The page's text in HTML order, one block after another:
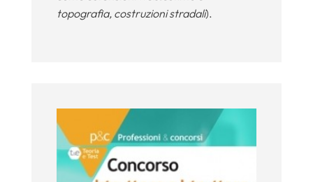
topografia, costruzioni stradali).